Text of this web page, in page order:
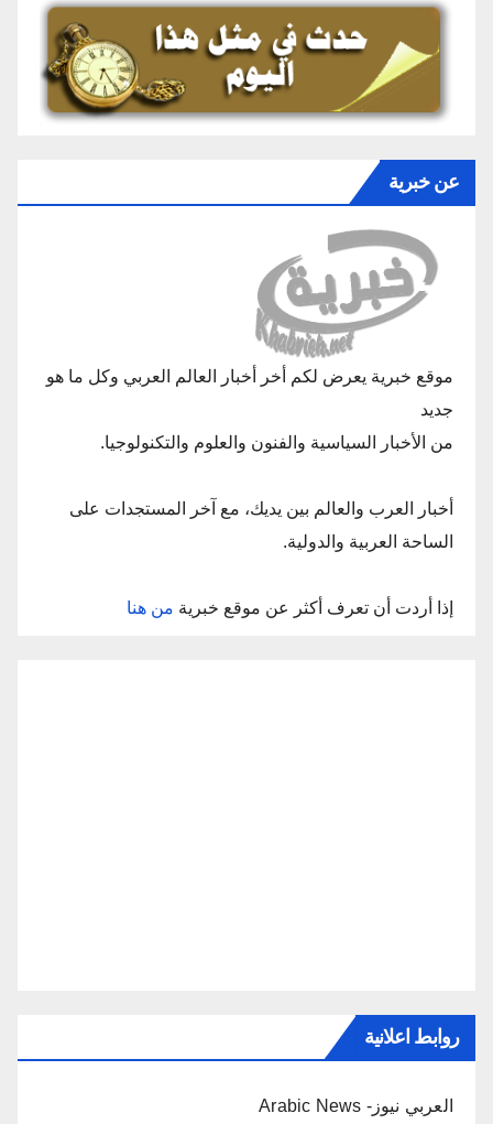
عن خبرية
موقع خبرية يعرض لكم أخر أخبار العالم العربي وكل ما هو
جديد
من الأخبار السياسية والفنون والعلوم والتكنولوجيا.
أخبار العرب والعالم بين يديك، مع آخر المستجدات على
الساحة العربية والدولية.
إذا أردت أن تعرف أكثر عن موقع خبرية من هنا
روابط اعلانية
العربي نيوز- Arabic News